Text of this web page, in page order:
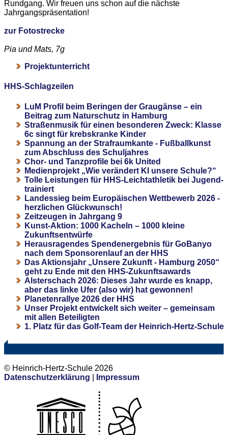
Rundgang. Wir freuen uns schon auf die nächste
Jahrgangspräsentation!
zur Fotostrecke
Pia und Mats, 7g
Projektunterricht
HHS-Schlagzeilen
LuM Profil beim Beringen der Graugänse – ein
Beitrag zum Naturschutz in Hamburg
Straßenmusik für einen besonderen Zweck: Klasse
6c singt für krebskranke Kinder
Spannung an der Strafraumkante - Fußballkunst
zum Abschluss des Schuljahres
Chor- und Tanzprofile bei 6k United
Medienprojekt „Wie verändert KI unsere Schule?“
Tolle Leistungen für HHS-Leichtathletik bei Jugend-
trainiert
Landessieg beim Europäischen Wettbewerb 2026 -
herzlichen Glückwunsch!
Zeitzeugen in Jahrgang 9
Kunst-Aktion: 1000 Kacheln – 1000 kleine
Zukunftsentwürfe
Herausragendes Spendenergebnis für GoBanyo
nach dem Sponsorenlauf an der HHS
Das Aktionsjahr „Unsere Zukunft - Hamburg 2050“
geht zu Ende mit den HHS-Zukunftsawards
Alsterschach 2026: Dieses Jahr wurde es knapp,
aber das linke Ufer (also wir) hat gewonnen!
Planetenrallye 2026 der HHS
Unser Projekt entwickelt sich weiter – gemeinsam
mit allen Beteiligten
1. Platz für das Golf-Team der Heinrich-Hertz-Schule
© Heinrich-Hertz-Schule 2026
Datenschutzerklärung
Impressum